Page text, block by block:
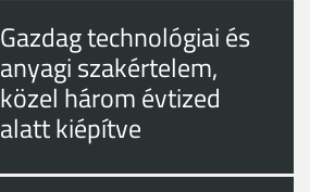
Gazdag technológiai és
anyagi szakértelem,
közel három évtized
alatt kiépítve